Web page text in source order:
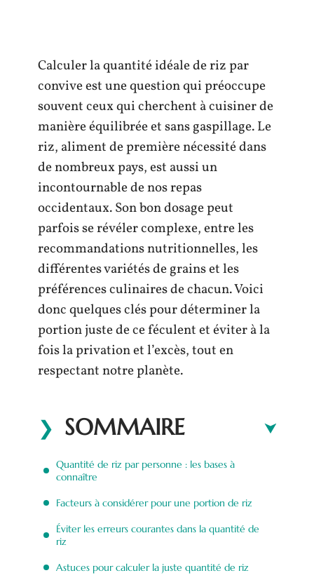
Calculer la quantité idéale de riz par
convive est une question qui préoccupe
souvent ceux qui cherchent à cuisiner de
manière équilibrée et sans gaspillage. Le
riz, aliment de première nécessité dans
de nombreux pays, est aussi un
incontournable de nos repas
occidentaux. Son bon dosage peut
parfois se révéler complexe, entre les
recommandations nutritionnelles, les
différentes variétés de grains et les
préférences culinaires de chacun. Voici
donc quelques clés pour déterminer la
portion juste de ce féculent et éviter à la
fois la privation et l’excès, tout en
respectant notre planète.
SOMMAIRE
Quantité de riz par personne : les bases à
connaître
Facteurs à considérer pour une portion de riz
Éviter les erreurs courantes dans la quantité de
riz
Astuces pour calculer la juste quantité de riz